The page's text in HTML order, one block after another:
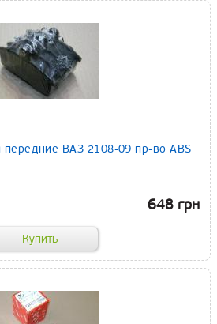
ВАЗ 2108-09 пр-во ABS
648 грн